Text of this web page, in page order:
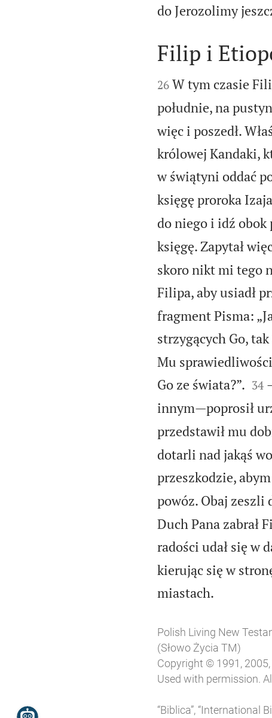
do Jerozolimy

Filip i

26 W tym czasie
południe, na
więc i poszedł.
królowej Kandaki,
w świątyni oddać
księgę proroka
do niego i idź obok
księgę. Zapytał
skoro nikt mi tego
Filipa, aby usiadł
fragment Pisma:
strzygących Go,
Mu
Go ze świata?”.
34
innym—poprosił
przedstawił mu
dotarli nad jakąś
przeszkodzie,
powóz. Obaj zeszli
Duch Pana zabrał
radości udał się w
kierując się w
miastach.
Polish Living New
(Słowo Życia TM)
Copyright © 1991,
Used with permission.
“Biblica”, “International